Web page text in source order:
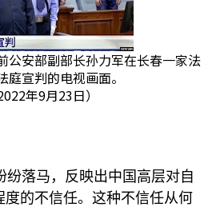
公安部副部长孙力军在长春一家法
庭宣判的电视画面。
2022年9月23日）
纷落马，反映出中国高层对自
度的不信任。这种不信任从何